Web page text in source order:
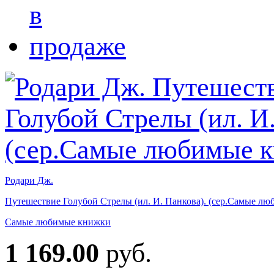
Родари Дж.
Путешествие Голубой Стрелы (ил. И. Панкова). (сер.Самые
Самые любимые книжки
1 169.00 руб.